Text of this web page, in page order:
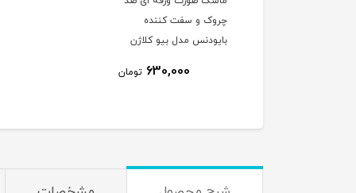
چروک و سفت کننده
بایودنس مدل بیو کلاژن
630,000 تومان